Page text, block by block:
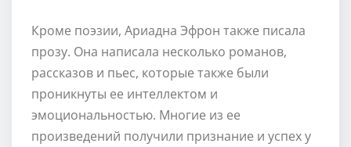
Кроме поэзии, Ариадна Эфрон также писала
прозу. Она написала несколько романов,
рассказов и пьес, которые также были
проникнуты ее интеллектом и
эмоциональностью. Многие из ее
произведений получили признание и успех у